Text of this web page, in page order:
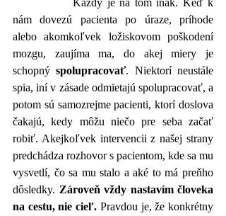
nám dovezú pacienta po úraze, príhode
alebo akomkoľvek ložiskovom poškodení
mozgu, zaujíma ma, do akej miery je
schopný spolupracovať. Niektorí neustále
spia, iní v zásade odmietajú spolupracovať, a
potom sú samozrejme pacienti, ktorí doslova
čakajú, kedy môžu niečo pre seba začať
robiť. Akejkoľvek intervencii z našej strany
predchádza rozhovor s pacientom, kde sa mu
vysvetlí, čo sa mu stalo a aké to má preňho
dôsledky. Zároveň vždy nastavím človeka
na cestu, nie cieľ. Pravdou je, že konkrétny